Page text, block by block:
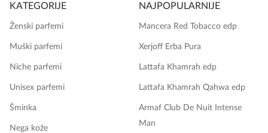
KATEGORIJE
Ženski parfemi
Muški parfemi
Niche parfemi
Unisex parfemi
Šminka
Nega kože
NAJPOPULARNIJE
Mancera Red Tobacco edp
Xerjoff Erba Pura
Lattafa Khamrah edp
Lattafa Khamrah Qahwa edp
Armaf Club De Nuit Intense
Man